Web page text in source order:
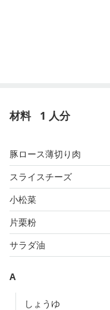
材料 1 人分
豚ロース薄切り肉
スライスチーズ
小松菜
片栗粉
サラダ油
A
しょうゆ